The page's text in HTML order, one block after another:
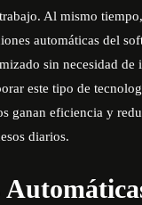
Al mismo
automáticas del
sin necesidad de
este tipo de
ganan eficiencia y
diarios.